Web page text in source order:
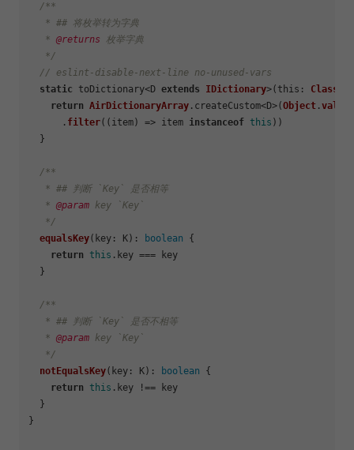
/**
   * ## 将枚举转为字典
   *
@returns 枚举字典
   */
// eslint-disable-next-line no-unused-vars
static toDictionary<D extends IDictionary>( this :
return AirDictionaryArray . createCustom<D>(Object .values
      .
filter( ( item ) => item instanceof this ))
  }
/**
   * ## 判断 `Key` 是否相等
   *
@param key `Key`
   */
equalsKey( key : K): boolean {
return this . key === key
  }
/**
   * ## 判断 `Key` 是否不相等
   *
@param key `Key`
   */
notEqualsKey( key : K): boolean {
return this . key !== key
  }
}